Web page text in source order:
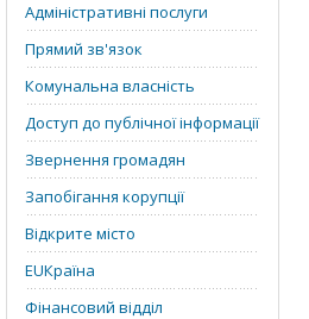
Адміністративні послуги
Прямий зв'язок
Комунальна власність
Доступ до публічної інформації
Звернення громадян
Запобігання корупції
Відкрите місто
EUКраїна
Фінансовий відділ